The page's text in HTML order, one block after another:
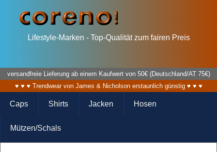
Lifestyle-Marken - Top-Qualität zum fairen Preis
versandfreie Lieferung ab einem Kaufwert von 50€ (Deutschland/AT 75€)
♥ ♥ ♥ Trendwear von James & Nicholson erstaunlich günstig ♥ ♥ ♥
Caps Shirts Jacken Hosen
Mützen/Schals